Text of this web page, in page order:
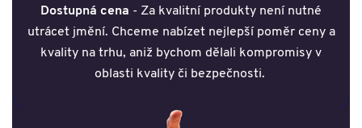
Dostupná cena - Za kvalitní produkty není nutné
utrácet jmění. Chceme nabízet nejlepší poměr ceny a
kvality na trhu, aniž bychom dělali kompromisy v
oblasti kvality či bezpečnosti.